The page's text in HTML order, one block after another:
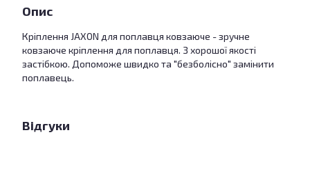
Опис
Кріплення JAXON для поплавця ковзаюче - зручне
ковзаюче кріплення для поплавця. З хорошої якості
застібкою. Допоможе швидко та "безболісно" замінити
поплавець.
Відгуки